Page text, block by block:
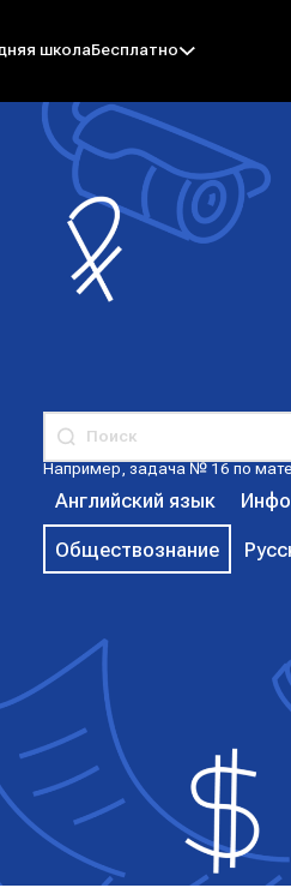
школаБесплатно
Например, задача № 16 по
Английский язык
Обществознание